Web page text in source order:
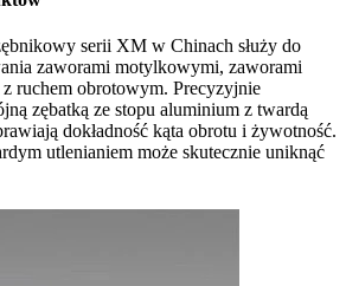
serii XM w Chinach służy do
zaworami motylkowymi, zaworami
ruchem obrotowym. Precyzyjnie
zębatką ze stopu aluminium z twardą
dokładność kąta obrotu i żywotność.
utlenianiem może skutecznie uniknąć